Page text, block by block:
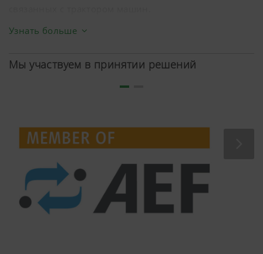
Важно отметить, что технология ISOBUS
навесным оборудованием, но и между
интегрированного в сети сельскохозяйственного
предприятия. Благодаря ISOBUS стали возможными и
«интеллектуальное управление данными».
Источник:www.aef-online.org
Узнать больше
Мы участвуем в принятии решений